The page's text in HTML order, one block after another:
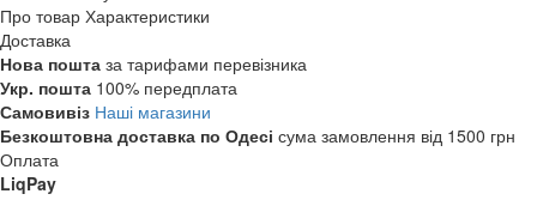
Про товар Характеристики
Доставка
Нова пошта за тарифами перевізника
Укр. пошта 100% передплата
Самовивіз Наші магазини
Безкоштовна доставка по Одесі сума замовлення від 1500 грн
Оплата
LiqPay